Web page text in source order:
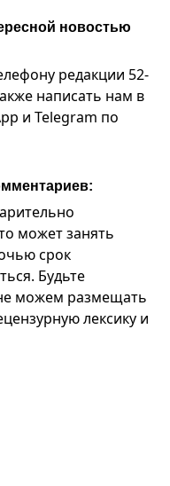
новостью
редакции 52-
написать нам в
и Telegram по
может занять
срок
Будьте
можем размещать
лексику и